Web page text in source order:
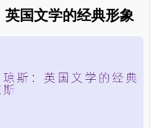
英国文学的经典形象